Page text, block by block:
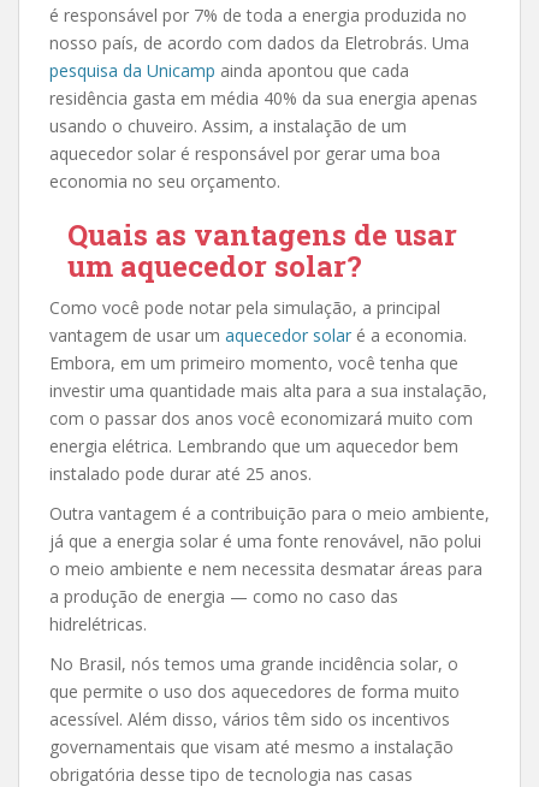
é responsável por 7% de toda a energia produzida no
nosso país, de acordo com dados da Eletrobrás. Uma
pesquisa da Unicamp ainda apontou que cada
residência gasta em média 40% da sua energia apenas
usando o chuveiro. Assim, a instalação de um
aquecedor solar é responsável por gerar uma boa
economia no seu orçamento.
Quais as vantagens de usar
um aquecedor solar?
Como você pode notar pela simulação, a principal
vantagem de usar um aquecedor solar é a economia.
Embora, em um primeiro momento, você tenha que
investir uma quantidade mais alta para a sua instalação,
com o passar dos anos você economizará muito com
energia elétrica. Lembrando que um aquecedor bem
instalado pode durar até 25 anos.
Outra vantagem é a contribuição para o meio ambiente,
já que a energia solar é uma fonte renovável, não polui
o meio ambiente e nem necessita desmatar áreas para
a produção de energia — como no caso das
hidrelétricas.
No Brasil, nós temos uma grande incidência solar, o
que permite o uso dos aquecedores de forma muito
acessível. Além disso, vários têm sido os incentivos
governamentais que visam até mesmo a instalação
obrigatória desse tipo de tecnologia nas casas